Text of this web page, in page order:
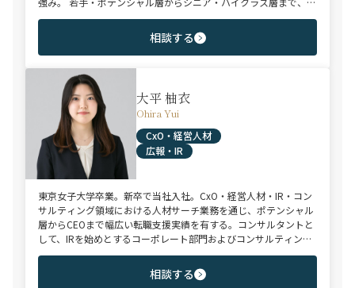
補者様のご志向と市場動向を踏まえ最適なキャリアをご提案させ
相談する
大平 柚衣
Ohira Yui
CxO・経営人材
広報・IR
東京女子大学卒業。新卒で当社入社。CxO・経営人材・IR・コン
サルティング領域における人材サーチ業務を通じ、ポテンシャル
層からCEOまで幅広い転職支援実績を有する。コンサルタントと
して、IRを始めとするコーポレート部門およびコンサルティング
ファーム領域を中心に担当。未経験・ポテンシャル層からミド
ル・ハイクラス層まで、年代・職階を問わず幅広くご支援可能。
相談する